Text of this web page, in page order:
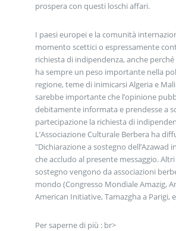
prospera con questi loschi affari.
I paesi europei e la comunità
momento scettici o espressamente
richiesta di indipendenza, anche perché
ha sempre un peso importante nella
regione, teme di inimicarsi Algeria e
sarebbe importante che l’opinione
debitamente informata e prendesse a
partecipazione la richiesta di
L’Associazione Culturale Berbera ha
"Dichiarazione a sostegno dell’Azawad
che accludo al presente messaggio.
sostegno vengono da associazioni
mondo (Congresso Mondiale Amazig,
American Initiative, Tamazgha a Parigi,
Per saperne di più : br>